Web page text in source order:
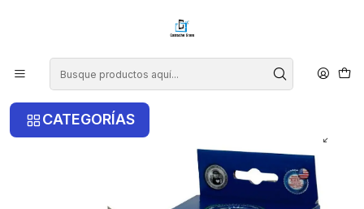
CATEGORÍAS
Inicio
Repuestos Electrodomésticos
Cuchilla O Cortador Para Juguera Oster De 6 Aspas